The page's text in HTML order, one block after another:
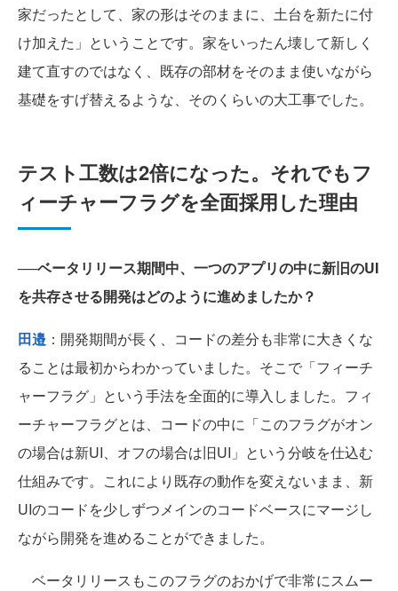
家だったとして、家の形はそのままに、土台を新たに付
け加えた」ということです。家をいったん壊して新しく
建て直すのではなく、既存の部材をそのまま使いながら
基礎をすげ替えるような、そのくらいの大工事でした。
テスト工数は2倍になった。それでもフ
ィーチャーフラグを全面採用した理由
──ベータリリース期間中、一つのアプリの中に新旧のUI
を共存させる開発はどのように進めましたか？
田邉 ：開発期間が長く、コードの差分も非常に大きくな
ることは最初からわかっていました。そこで「フィーチ
ャーフラグ」という手法を全面的に導入しました。フィ
ーチャーフラグとは、コードの中に「このフラグがオン
の場合は新UI、オフの場合は旧UI」という分岐を仕込む
仕組みです。これにより既存の動作を変えないまま、新
UIのコードを少しずつメインのコードベースにマージし
ながら開発を進めることができました。
ベータリリースもこのフラグのおかげで非常にスムー